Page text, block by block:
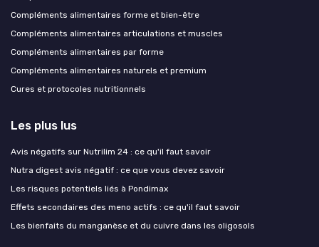
Compléments alimentaires forme et bien-être
Compléments alimentaires articulations et muscles
Compléments alimentaires par forme
Compléments alimentaires naturels et premium
Cures et protocoles nutritionnels
Les plus lus
Avis négatifs sur Nutrilim 24 : ce qu'il faut savoir
Nutra digest avis négatif : ce que vous devez savoir
Les risques potentiels liés à Pondimax
Effets secondaires des meno actifs : ce qu'il faut savoir
Les bienfaits du manganèse et du cuivre dans les oligosols